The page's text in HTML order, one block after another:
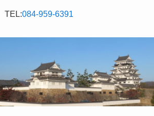
TEL:084-959-6391